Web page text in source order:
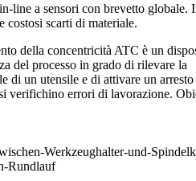
line a sensori con brevetto globale.
costosi scarti di materiale.
della concentricità ATC è un
del processo in grado di rilevare la
di un utensile e di attivare un
verifichino errori di lavorazione.